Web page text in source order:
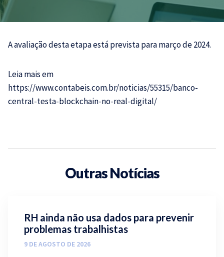
A avaliação desta etapa está prevista para março de 2024.
Leia mais em
https://www.contabeis.com.br/noticias/55315/banco-
central-testa-blockchain-no-real-digital/
Outras Notícias
RH ainda não usa dados para prevenir
problemas trabalhistas
9 DE AGOSTO DE 2026